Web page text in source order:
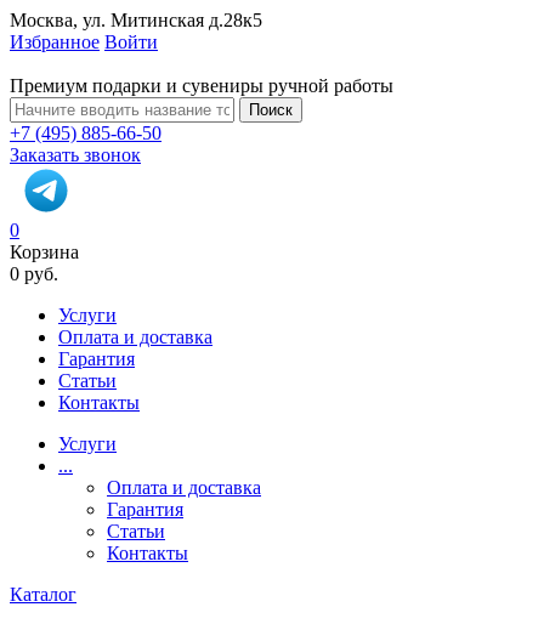
Москва, ул. Митинская д.28к5
Избранное Войти
Премиум подарки и сувениры ручной работы
Поиск
+7 (495) 885-66-50
Заказать звонок
0
Корзина
0 руб.
Услуги
Оплата и доставка
Гарантия
Статьи
Контакты
Услуги
...
Оплата и доставка
Гарантия
Статьи
Контакты
Каталог